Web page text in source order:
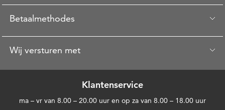
Betaalmethodes
Wij versturen met
Klantenservice
ma – vr van 8.00 – 20.00 uur en op za van 8.00 – 18.00 uur